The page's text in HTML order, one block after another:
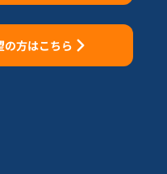
の方はこちら